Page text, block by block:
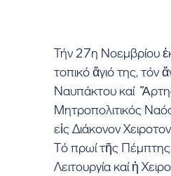
Τήν 27η Νοεμβρίου
τοπικό ἅγιό της, τόν
Ναυπάκτου καί
Μητροπολιτικός
εἰς Διάκονον
Τό πρωί τῆς
Λειτουργία καί ἡ